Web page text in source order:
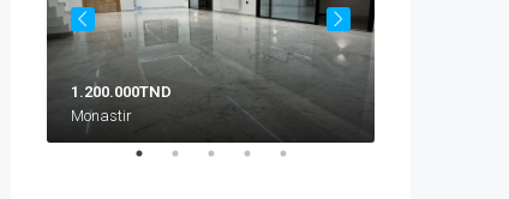
1.200.000TND
Monastir